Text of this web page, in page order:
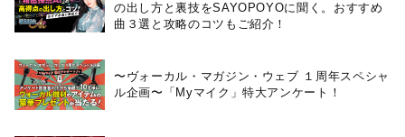
の出し方と裏技をSAYOPOYOに聞く。おすすめ
曲３選と攻略のコツもご紹介！
〜ヴォーカル・マガジン・ウェブ １周年スペシャ
ル企画〜「Myマイク」特大アンケート！